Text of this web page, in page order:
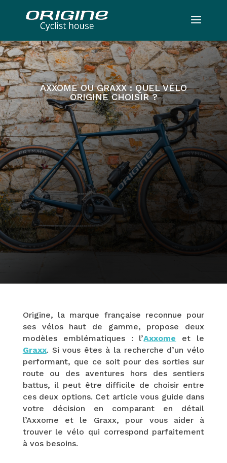
AXXOME OU GRAXX : QUEL VÉLO
ORIGINE CHOISIR ?
Origine, la marque française reconnue pour
ses vélos haut de gamme, propose deux
modèles emblématiques : l’Axxome et le
Graxx. Si vous êtes à la recherche d’un vélo
performant, que ce soit pour des sorties sur
route ou des aventures hors des sentiers
battus, il peut être difficile de choisir entre
ces deux options. Cet article vous guide dans
votre décision en comparant en détail
l’Axxome et le Graxx, pour vous aider à
trouver le vélo qui correspond parfaitement
à vos besoins.